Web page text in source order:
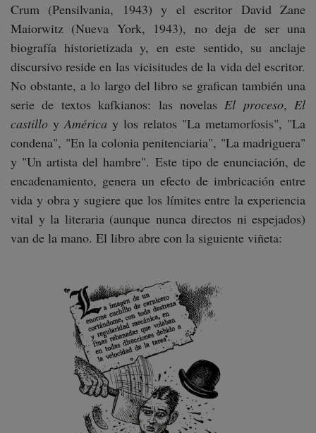
Crum (Pensilvania, 1943) y el escritor David Zane
Maiorwitz (Nueva York, 1943), no deja de ser una
biografía historietizada y, en este sentido, su anclaje
discursivo reside en las vicisitudes de la vida del escritor.
No obstante, a lo largo del libro se grafican también una
serie de textos kafkianos: las novelasEl proceso, El
castillo yAmérica y los relatos "La metamorfosis", "La
condena", "En la colonia penitenciaria", "La madriguera"
y "Un artista del hambre". Este tipo de enunciación, de
encadenamiento, genera un efecto de imbricación entre
vida y obra y sugiere que los límites entre la experiencia
vital y la literaria (aunque nunca directos ni espejados)
van de la mano. El libro abre con la siguiente viñeta: